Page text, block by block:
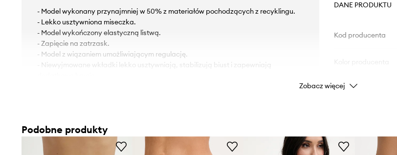
- Model wykonany przynajmniej w 50% z materiałów pochodzących z recyklingu.
- Lekko usztywniona miseczka.
- Model wykończony elastyczną listwą.
- Zapięcie na zatrzask.
- Model z wiązaniem umożliwiającym regulację.
- Niewyjmowane wkładki lekko usztywniają, stabilizują biust i zapewniają
DANE PRODUKTU
Kod producenta
Kolor
ID Produktu
Zobacz więcej
Podobne produkty